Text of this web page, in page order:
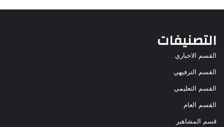
التصنيفات
القسم الاخباري
القسم الترفيهي
القسم التعليمي
القسم العام
قسم المشاهير